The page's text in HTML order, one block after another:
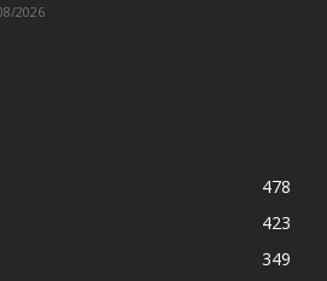
2026
478
423
349